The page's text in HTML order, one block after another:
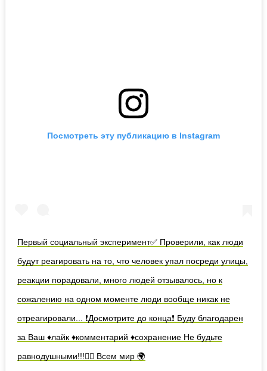
Посмотреть эту публикацию в Instagram
Первый социальный эксперимент✅ Проверили, как люди
будут реагировать на то, что человек упал посреди улицы,
реакции порадовали, много людей отзывалось, но к
сожалению на одном моменте люди вообще никак не
отреагировали... ❗️Досмотрите до конца❗️ Буду благодарен
за Ваш ♦️лайк ♦️комментарий ♦️сохранение Не будьте
равнодушными!!!🙅‍♂️ Всем мир 🌍